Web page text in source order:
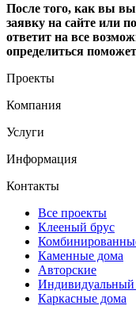
После того, как вы
заявку на сайте или
ответит на все
определиться
Проекты
Компания
Услуги
Информация
Контакты
Все проекты
Клееный брус
Каменные дома
Авторские
Индивидуальный
Каркасные дома